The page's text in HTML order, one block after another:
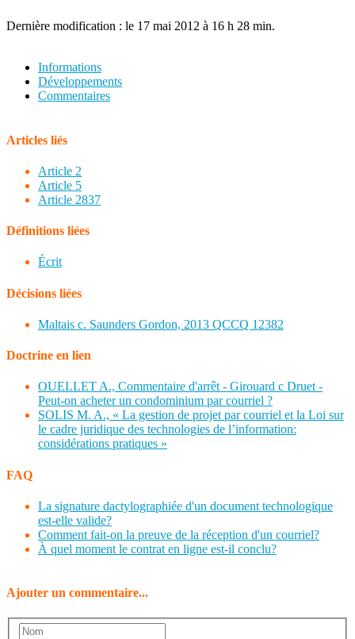
Dernière modification : le 17 mai 2012 à 16 h 28 min.
Informations
Développements
Commentaires
Articles liés
Article 2
Article 5
Article 2837
Définitions liées
Écrit
Décisions liées
Maltais c. Saunders Gordon, 2013 QCCQ 12382
Doctrine en lien
OUELLET A., Commentaire d'arrêt - Girouard c Druet -
Peut-on acheter un condominium par courriel ?
SOLIS M. A., « La gestion de projet par courriel et la Loi sur
le cadre juridique des technologies de l’information:
considérations pratiques »
FAQ
La signature dactylographiée d'un document technologique
est-elle valide?
Comment fait-on la preuve de la réception d'un courriel?
À quel moment le contrat en ligne est-il conclu?
Ajouter un commentaire...